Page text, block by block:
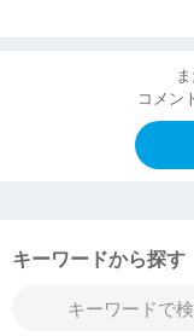
コメン
キーワードから探す